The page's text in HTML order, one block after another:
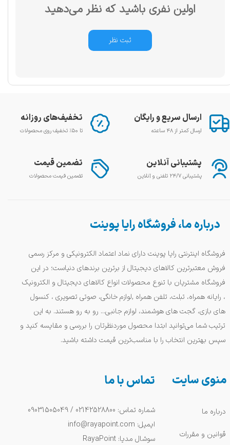
اولین نفری باشید که نظر می‌دهید
ثبت نظر
منوی سایت
درباره ما
قوانین و مقررات
درباره ما، فروشگاه رایا پوینت
فروشگاه اینترنتی رایا پوینت دارای نماد اعتماد الکترونیکی و مرکز رسمی
فروش معتبرترین کالاهای دیجیتال از برترین برندهای دنیاست؛ در این
فروشگاه مشتریان با تنوع محصولات انواع کالاهای دیجیتال و الکترونیک
، رایانه همراه، تبلت، تلفن همراه ,لوازم خانگی، صوتی تصویری ، کنسول
های بازی، گجت های هوشمند، لوازم جانبی... رو به رو هستند. به این
ترتیب شما می‌توانید ابتدا محصول موردنظرتان را بررسی و مقایسه کنید و
سپس بهترین انتخاب را با مناسب‌ترین قیمت داشته باشید.
ارسال سریع و رایگان
ارسال کمتر از ۴۸ ساعته
تخفیف‌های روزانه
تا ۵۰٪ تخفیف روی محصولات
پشتیبانی آنلاین
پشتیبانی ۲۴/۷ تلفنی و آنلاین
تضمین قیمت
تضمین قیمت محصولات
تماس با ما
شماره تماس: 02142528800 / 09031505049
ایمیل: info@rayapoint.com
سوشال مدیا: RayaPoint